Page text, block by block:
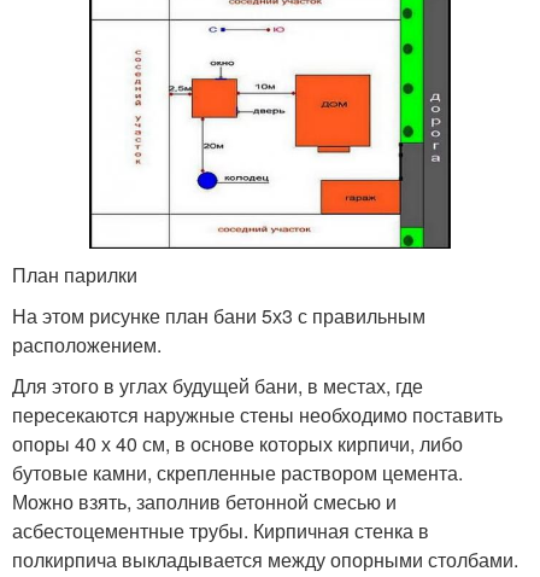
План парилки
На этом рисунке план бани 5х3 с правильным
расположением.
Для этого в углах будущей бани, в местах, где
пересекаются наружные стены необходимо поставить
опоры 40 х 40 см, в основе которых кирпичи, либо
бутовые камни, скрепленные раствором цемента.
Можно взять, заполнив бетонной смесью и
асбестоцементные трубы. Кирпичная стенка в
полкирпича выкладывается между опорными столбами.